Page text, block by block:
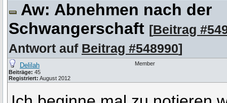
Aw: Abnehmen nach der
Schwangerschaft [Beitrag
Antwort auf Beitrag #548990]
Delilah
Beiträge: 45
Registriert: August 2012
Member